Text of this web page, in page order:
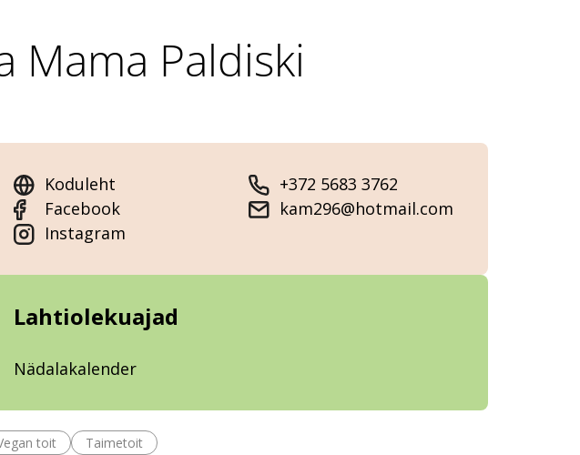
Mama Paldiski
Koduleht
Facebook
Instagram
+372 5683 3762
kam296@hotmail.com
Lahtiolekuajad
Nädalakalender
toit Taimetoit